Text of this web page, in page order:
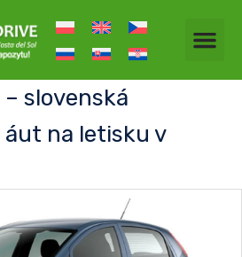
– slovenská
na letisku v